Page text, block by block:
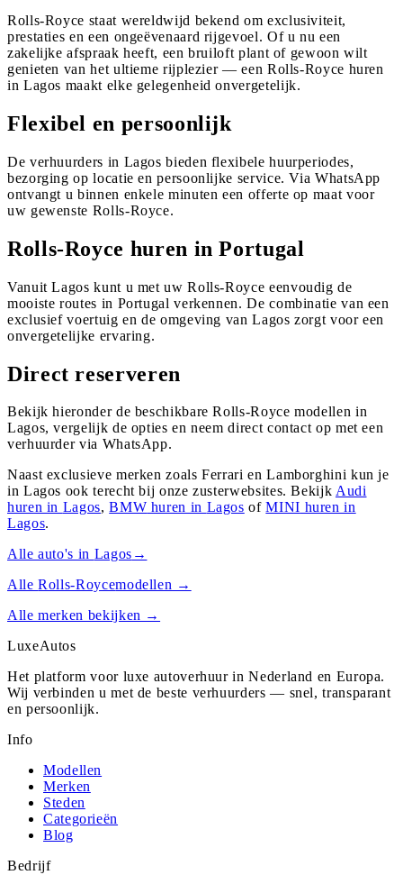
Rolls-Royce staat wereldwijd bekend om exclusiviteit,
prestaties en een ongeëvenaard rijgevoel. Of u nu een
zakelijke afspraak heeft, een bruiloft plant of gewoon wilt
genieten van het ultieme rijplezier — een Rolls-Royce huren
in Lagos maakt elke gelegenheid onvergetelijk.
Flexibel en persoonlijk
De verhuurders in Lagos bieden flexibele huurperiodes,
bezorging op locatie en persoonlijke service. Via WhatsApp
ontvangt u binnen enkele minuten een offerte op maat voor
uw gewenste Rolls-Royce.
Rolls-Royce huren in Portugal
Vanuit Lagos kunt u met uw Rolls-Royce eenvoudig de
mooiste routes in Portugal verkennen. De combinatie van een
exclusief voertuig en de omgeving van Lagos zorgt voor een
onvergetelijke ervaring.
Direct reserveren
Bekijk hieronder de beschikbare Rolls-Royce modellen in
Lagos, vergelijk de opties en neem direct contact op met een
verhuurder via WhatsApp.
Naast exclusieve merken zoals Ferrari en Lamborghini kun je
in Lagos ook terecht bij onze zusterwebsites. Bekijk Audi
huren in Lagos,BMW huren in Lagos ofMINI huren in
Lagos.
Alle auto's in Lagos →
AlleRolls-Roycemodellen →
Alle merken bekijken →
LuxeAutos
Het platform voor luxe autoverhuur in Nederland en Europa.
Wij verbinden u met de beste verhuurders — snel, transparant
en persoonlijk.
Info
Modellen
Merken
Steden
Categorieën
Blog
Bedrijf